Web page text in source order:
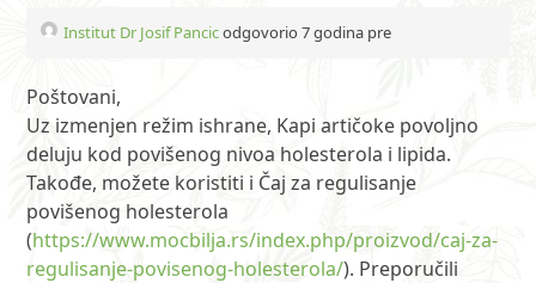
Institut Dr Josif Pancicodgovorio 7 godina pre
Poštovani,
Uz izmenjen režim ishrane, Kapi artičoke povoljno
deluju kod povišenog nivoa holesterola i lipida.
Takođe, možete koristiti i Čaj za regulisanje
povišenog holesterola
(https://www.mocbilja.rs/index.php/proizvod/caj-za-
regulisanje-povisenog-holesterola/). Preporučili